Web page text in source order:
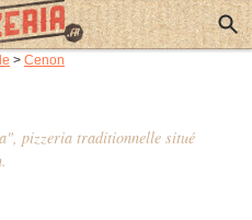
> Cenon
pizzeria traditionnelle situé